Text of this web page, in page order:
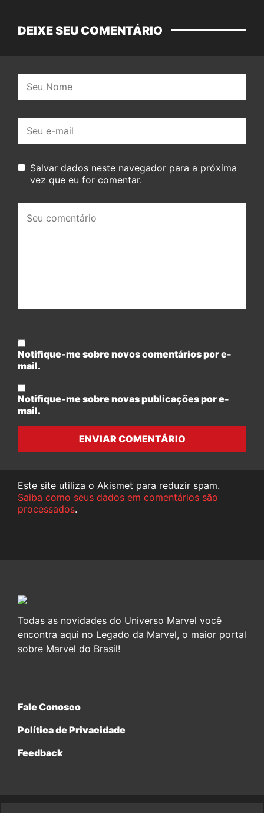
DEIXE SEU COMENTÁRIO
mail:
Salvar dados neste navegador para a próxima
vez que eu for comentar.
comentário:
Notifique-me sobre novos comentários por e-
mail.
Notifique-me sobre novas publicações por e-
mail.
ENVIAR COMENTÁRIO
Este site utiliza o Akismet para reduzir spam.
Saiba como seus dados em comentários são
processados.
Todas as novidades do Universo Marvel você
encontra aqui no Legado da Marvel, o maior portal
sobre Marvel do Brasil!
Fale Conosco
Política de Privacidade
Feedback